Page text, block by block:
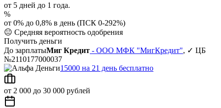
от 5 дней до 1 года.
%
от 0% до 0,8% в день (ПСК 0-292%)
😐 Средняя вероятность одобрения
Получить деньги
До зарплатыМиг Кредит - ООО МФК "МигКредит", ✓ ЦБ
№2110177000037
15000 на 21 день бесплатно
от 2 000 до 30 000 рублей